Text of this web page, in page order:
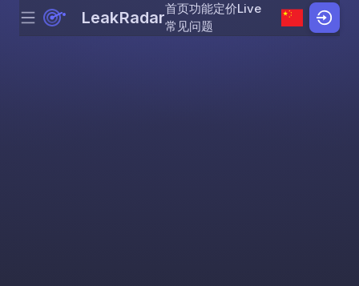
Skip to content
Menu LeakRadar首页功能定价Live
常见问题